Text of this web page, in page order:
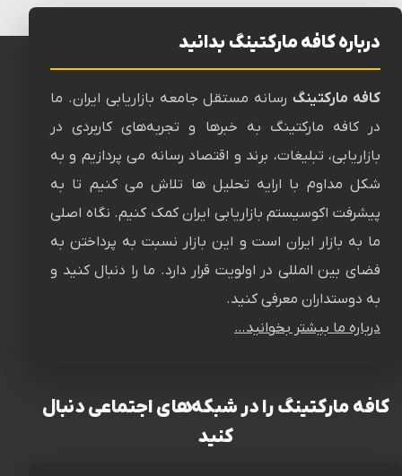
درباره کافه مارکتینگ بدانید
کافه مارکتینگرسانه‌ مستقل جامعه بازاریابی ایران. ما
در کافه مارکتینگ به خبرها و تجربه‌های کاربردی در
بازاریابی، تبلیغات، برند و اقتصاد رسانه می پردازیم و به
شکل مداوم با ارایه تحلیل ها تلاش می کنیم تا به
پیشرفت اکوسیستم بازاریابی ایران کمک کنیم. نگاه اصلی
ما به بازار ایران است و این بازار نسبت به پرداختن به
فضای بین المللی در اولویت قرار دارد. ما را دنبال کنید و
به دوستداران معرفی کنید.
درباره ما بیشتر بخوانید…
کافه مارکتینگ را در شبکه‌های اجتماعی دنبال
کنید